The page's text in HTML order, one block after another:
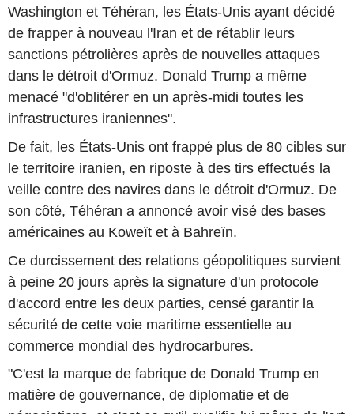
Washington et Téhéran, les États-Unis ayant décidé
de frapper à nouveau l'Iran et de rétablir leurs
sanctions pétrolières après de nouvelles attaques
dans le détroit d'Ormuz. Donald Trump a même
menacé "d'oblitérer en un après-midi toutes les
infrastructures iraniennes".
De fait, les États-Unis ont frappé plus de 80 cibles sur
le territoire iranien, en riposte à des tirs effectués la
veille contre des navires dans le détroit d'Ormuz. De
son côté, Téhéran a annoncé avoir visé des bases
américaines au Koweït et à Bahreïn.
Ce durcissement des relations géopolitiques survient
à peine 20 jours après la signature d'un protocole
d'accord entre les deux parties, censé garantir la
sécurité de cette voie maritime essentielle au
commerce mondial des hydrocarbures.
"C'est la marque de fabrique de Donald Trump en
matière de gouvernance, de diplomatie et de